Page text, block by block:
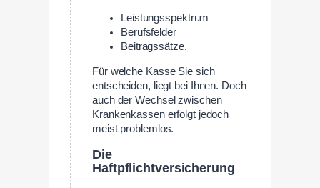
Leistungsspektrum
Berufsfelder
Beitragssätze.
Für welche Kasse Sie sich
entscheiden, liegt bei Ihnen. Doch
auch der Wechsel zwischen
Krankenkassen erfolgt jedoch
meist problemlos.
Die
Haftpflichtversicherung